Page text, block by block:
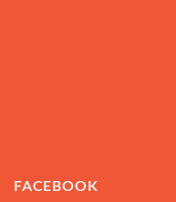
FACEBOOK